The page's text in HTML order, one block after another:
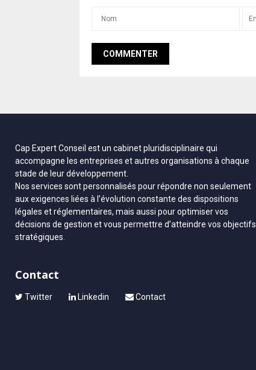
Cap Expert Conseil est un cabinet pluridisciplinaire qui
accompagne les entreprises et autres organisations à chaque
stade de leur développement.
Nos services sont personnalisés pour répondre non seulement
aux exigences liées à l’évolution constante des dispositions
légales et réglementaires, mais aussi pour optimiser vos
décisions de gestion et vous permettre d’atteindre vos objectifs
stratégiques.
Contact
Twitter Linkedin Contact